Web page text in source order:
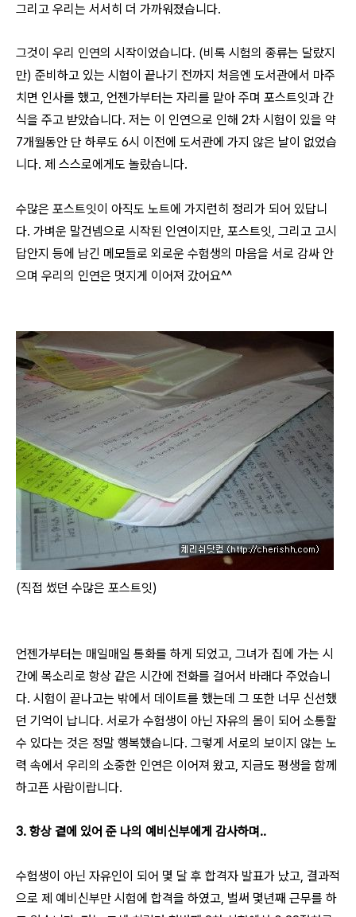
그리고 우리는 서서히 더 가까워졌습니다.
그것이 우리 인연의 시작이었습니다. (비록 시험의 종류는 달랐지
만) 준비하고 있는 시험이 끝나기 전까지 처음엔 도서관에서 마주
치면 인사를 했고, 언젠가부터는 자리를 맡아 주며 포스트잇과 간
식을 주고 받았습니다. 저는 이 인연으로 인해 2차 시험이 있을 약
7개월동안 단 하루도 6시 이전에 도서관에 가지 않은 날이 없었습
니다. 제 스스로에게도 놀랐습니다.
수많은 포스트잇이 아직도 노트에 가지런히 정리가 되어 있답니
다. 가벼운 말건넴으로 시작된 인연이지만, 포스트잇, 그리고 고시
답안지 등에 남긴 메모들로 외로운 수험생의 마음을 서로 감싸 안
으며 우리의 인연은 멋지게 이어져 갔어요^^
(직접 썼던 수많은 포스트잇)
언젠가부터는 매일매일 통화를 하게 되었고, 그녀가 집에 가는 시
간에 목소리로 항상 같은 시간에 전화를 걸어서 바래다 주었습니
다. 시험이 끝나고는 밖에서 데이트를 했는데 그 또한 너무 신선했
던 기억이 납니다. 서로가 수험생이 아닌 자유의 몸이 되어 소통할
수 있다는 것은 정말 행복했습니다. 그렇게 서로의 보이지 않는 노
력 속에서 우리의 소중한 인연은 이어져 왔고, 지금도 평생을 함께
하고픈 사람이랍니다.
3. 항상 곁에 있어 준 나의 예비신부에게 감사하며..
수험생이 아닌 자유인이 되어 몇 달 후 합격자 발표가 났고, 결과적
으로 제 예비신부만 시험에 합격을 하였고, 벌써 몇년째 근무를 하